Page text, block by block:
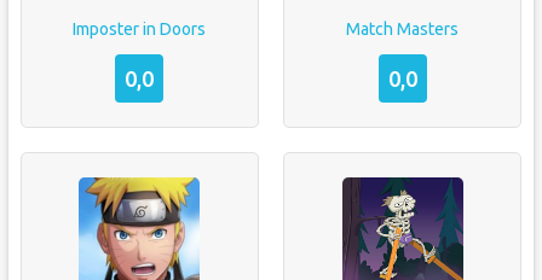
Imposter in Doors
0,0
Match Masters
0,0